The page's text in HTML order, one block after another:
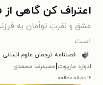
اعتراف کن گاهی
عشق و نفرتِ توأمان به
است
فصلنامه ترجمان علوم انسانی
ادوارد ماریوت حمیدرضا محمدی
۱۶ دقیقه مطالعه